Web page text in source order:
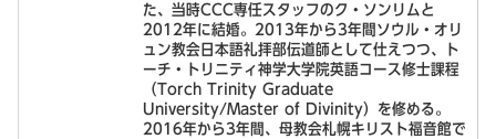
た、当時CCC専任スタッフのク・ソンリムと
2012年に結婚。2013年から3年間ソウル・オリ
ュン教会日本語礼拝部伝道師として仕えつつ、ト
ーチ・トリニティ神学大学院英語コース修士課程
（Torch Trinity Graduate
University/Master of Divinity）を修める。
2016年から3年間、母教会札幌キリスト福音館で